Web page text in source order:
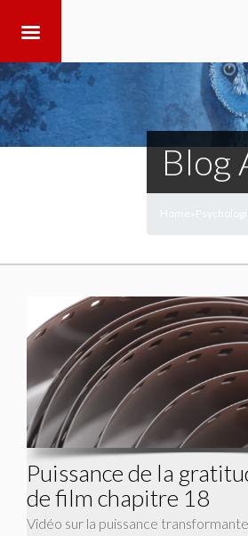
Blog
Puissance de la
de film chapitre 18
Vidéo sur la puissance